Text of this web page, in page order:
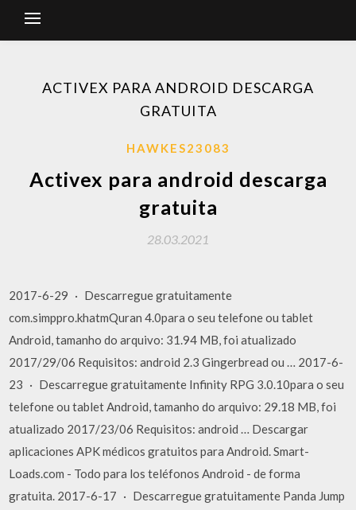
ACTIVEX PARA ANDROID DESCARGA
GRATUITA
HAWKES23083
Activex para android descarga
gratuita
28.03.2021
2017-6-29 · Descarregue gratuitamente
com.simppro.khatmQuran 4.0para o seu telefone ou tablet
Android, tamanho do arquivo: 31.94 MB, foi atualizado
2017/29/06 Requisitos: android 2.3 Gingerbread ou … 2017-6-
23 · Descarregue gratuitamente Infinity RPG 3.0.10para o seu
telefone ou tablet Android, tamanho do arquivo: 29.18 MB, foi
atualizado 2017/23/06 Requisitos: android … Descargar
aplicaciones APK médicos gratuitos para Android. Smart-
Loads.com - Todo para los teléfonos Android - de forma
gratuita. 2017-6-17 · Descarregue gratuitamente Panda Jump